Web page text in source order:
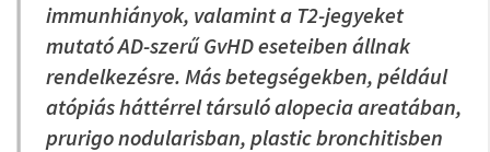
immunhiányok, valamint a T2-jegyeket
mutató AD-szerű GvHD eseteiben állnak
rendelkezésre. Más betegségekben, például
atópiás háttérrel társuló alopecia areatában,
prurigo nodularisban, plastic bronchitisben